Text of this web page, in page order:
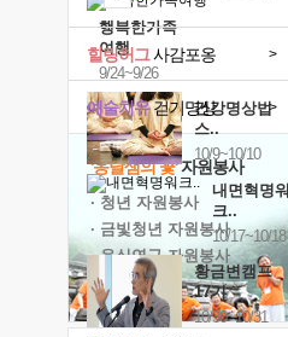
행복한가족
여행
9/24~9/26
건강명상법
스..
10/9~10/10
내면혁명워
크..
10/17~10/18
황금변캠프
17기
10/30~10/31
예술치유걷기명상 >
힐링허그사감포옹 >
'옹달샘의 꽃'자원봉사
· 청년 자원봉사
· 금빛청년 자원봉사
· 음식연구 자원봉사